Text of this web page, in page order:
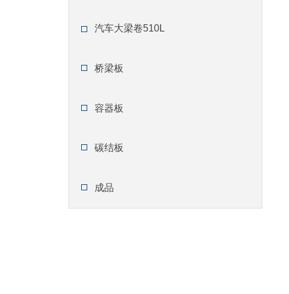
汽车大梁卷510L
桥梁板
容器板
碳结板
成品